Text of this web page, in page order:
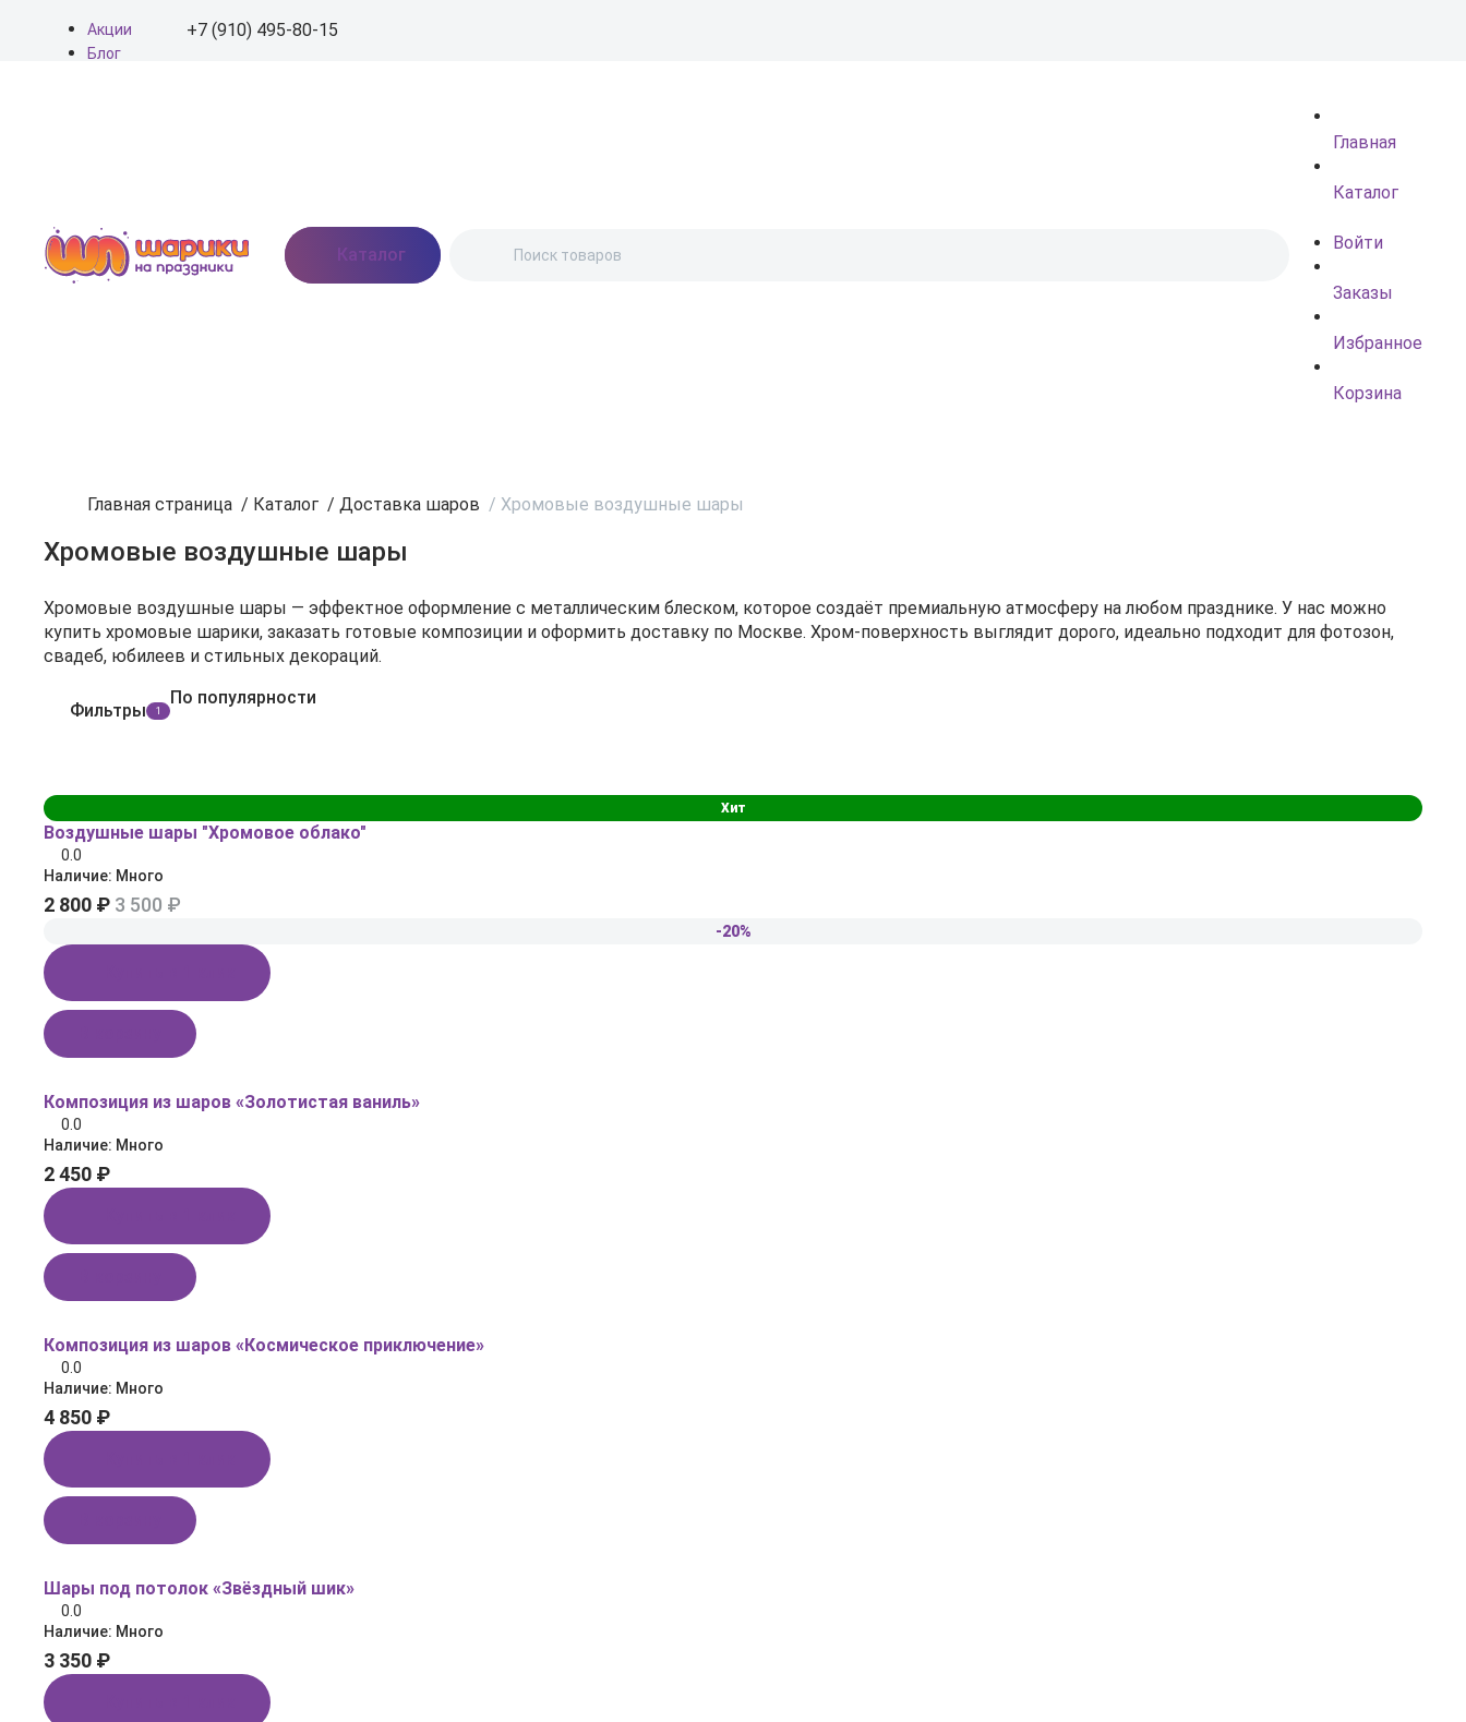
Акции
Блог
+7 (910) 495-80-15
Москва, Востряковское
шоссе, дом 7, стр. 3
Каталог
Главная
Каталог
Войти
Заказы
Избранное
Корзина
Главная страница / Каталог / Доставка шаров / Хромовые воздушные шары
Хромовые воздушные шары
Хромовые воздушные шары — эффектное оформление с металлическим блеском, которое создаёт премиальную атмосферу на любом празднике. У нас можно
купить хромовые шарики, заказать готовые композиции и оформить доставку по Москве. Хром-поверхность выглядит дорого, идеально подходит для фотозон,
свадеб, юбилеев и стильных декораций.
Фильтры 1
По популярности
Хит
Воздушные шары "Хромовое облако"
0.0
Наличие: Много
2 800 ₽ 3 500 ₽
-20%
Композиция из шаров «Золотистая ваниль»
0.0
Наличие: Много
2 450 ₽
Композиция из шаров «Космическое приключение»
0.0
Наличие: Много
4 850 ₽
Шары под потолок «Звёздный шик»
0.0
Наличие: Много
3 350 ₽